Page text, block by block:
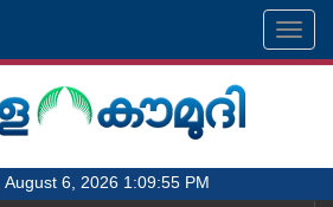
August 6, 2026 1:09:55 PM